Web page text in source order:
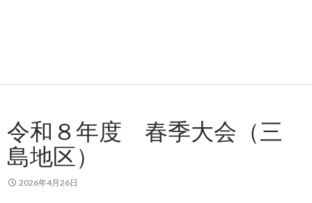
令和８年度 春季大会（三
島地区）
2026年4月26日